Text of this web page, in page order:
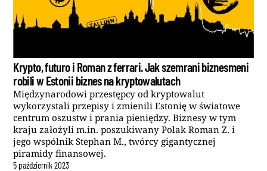
Krypto, futuro i Roman z ferrari. Jak szemrani biznesmeni
robili w Estonii biznes na kryptowalutach
Międzynarodowi przestępcy od kryptowalut
wykorzystali przepisy i zmienili Estonię w światowe
centrum oszustw i prania pieniędzy. Biznesy w tym
kraju założyli m.in. poszukiwany Polak Roman Z. i
jego wspólnik Stephan M., twórcy gigantycznej
piramidy finansowej.
5 październik2023